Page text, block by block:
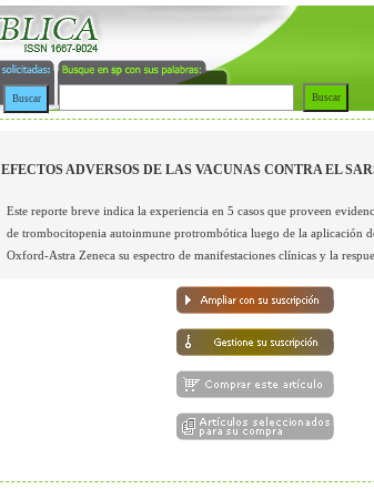
EFECTOS ADVERSOS DE LAS VACUNAS CONTRA EL
Este reporte breve indica la experiencia en 5 casos que proveen
de trombocitopenia autoinmune protrombótica luego de la aplicación
Oxford-Astra Zeneca su espectro de manifestaciones clínicas y la